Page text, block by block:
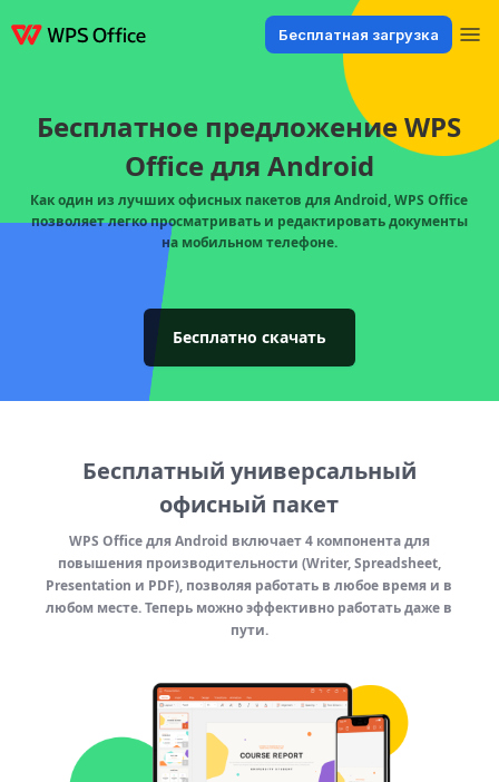
Бесплатная загрузка
iOSiPad
Бесплатное предложение WPS
Office для Android
Как один из лучших офисных пакетов для Android, WPS Office
позволяет легко просматривать и редактировать документы
на мобильном телефоне.
Бесплатно скачать
Бесплатный универсальный
офисный пакет
WPS Office для Android включает 4 компонента для
повышения производительности (Writer, Spreadsheet,
Presentation и PDF), позволяя работать в любое время и в
любом месте. Теперь можно эффективно работать даже в
пути.